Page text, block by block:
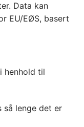
Data kan
EU/EØS, basert
henhold til
så lenge det er